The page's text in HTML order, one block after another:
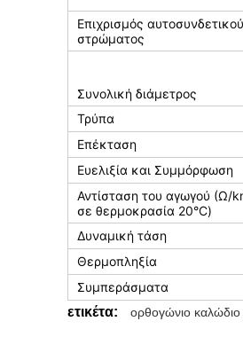
Επιχρισμός αυτοσυνδετικού
στρώματος
Συνολική διάμετρος
Τρύπα
Επέκταση
Ευελιξία και Συμμόρφωση
Αντίσταση του αγωγού (Ω/
σε θερμοκρασία 20°C)
Δυναμική τάση
Θερμοπληξία
Συμπεράσματα
ετικέτα:
ορθογώνιο